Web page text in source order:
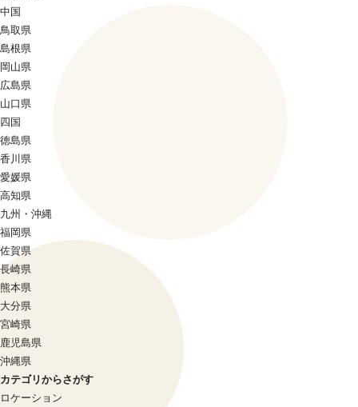
中国
鳥取県
島根県
岡山県
広島県
山口県
四国
徳島県
香川県
愛媛県
高知県
九州・沖縄
福岡県
佐賀県
長崎県
熊本県
大分県
宮崎県
鹿児島県
沖縄県
カテゴリからさがす
ロケーション